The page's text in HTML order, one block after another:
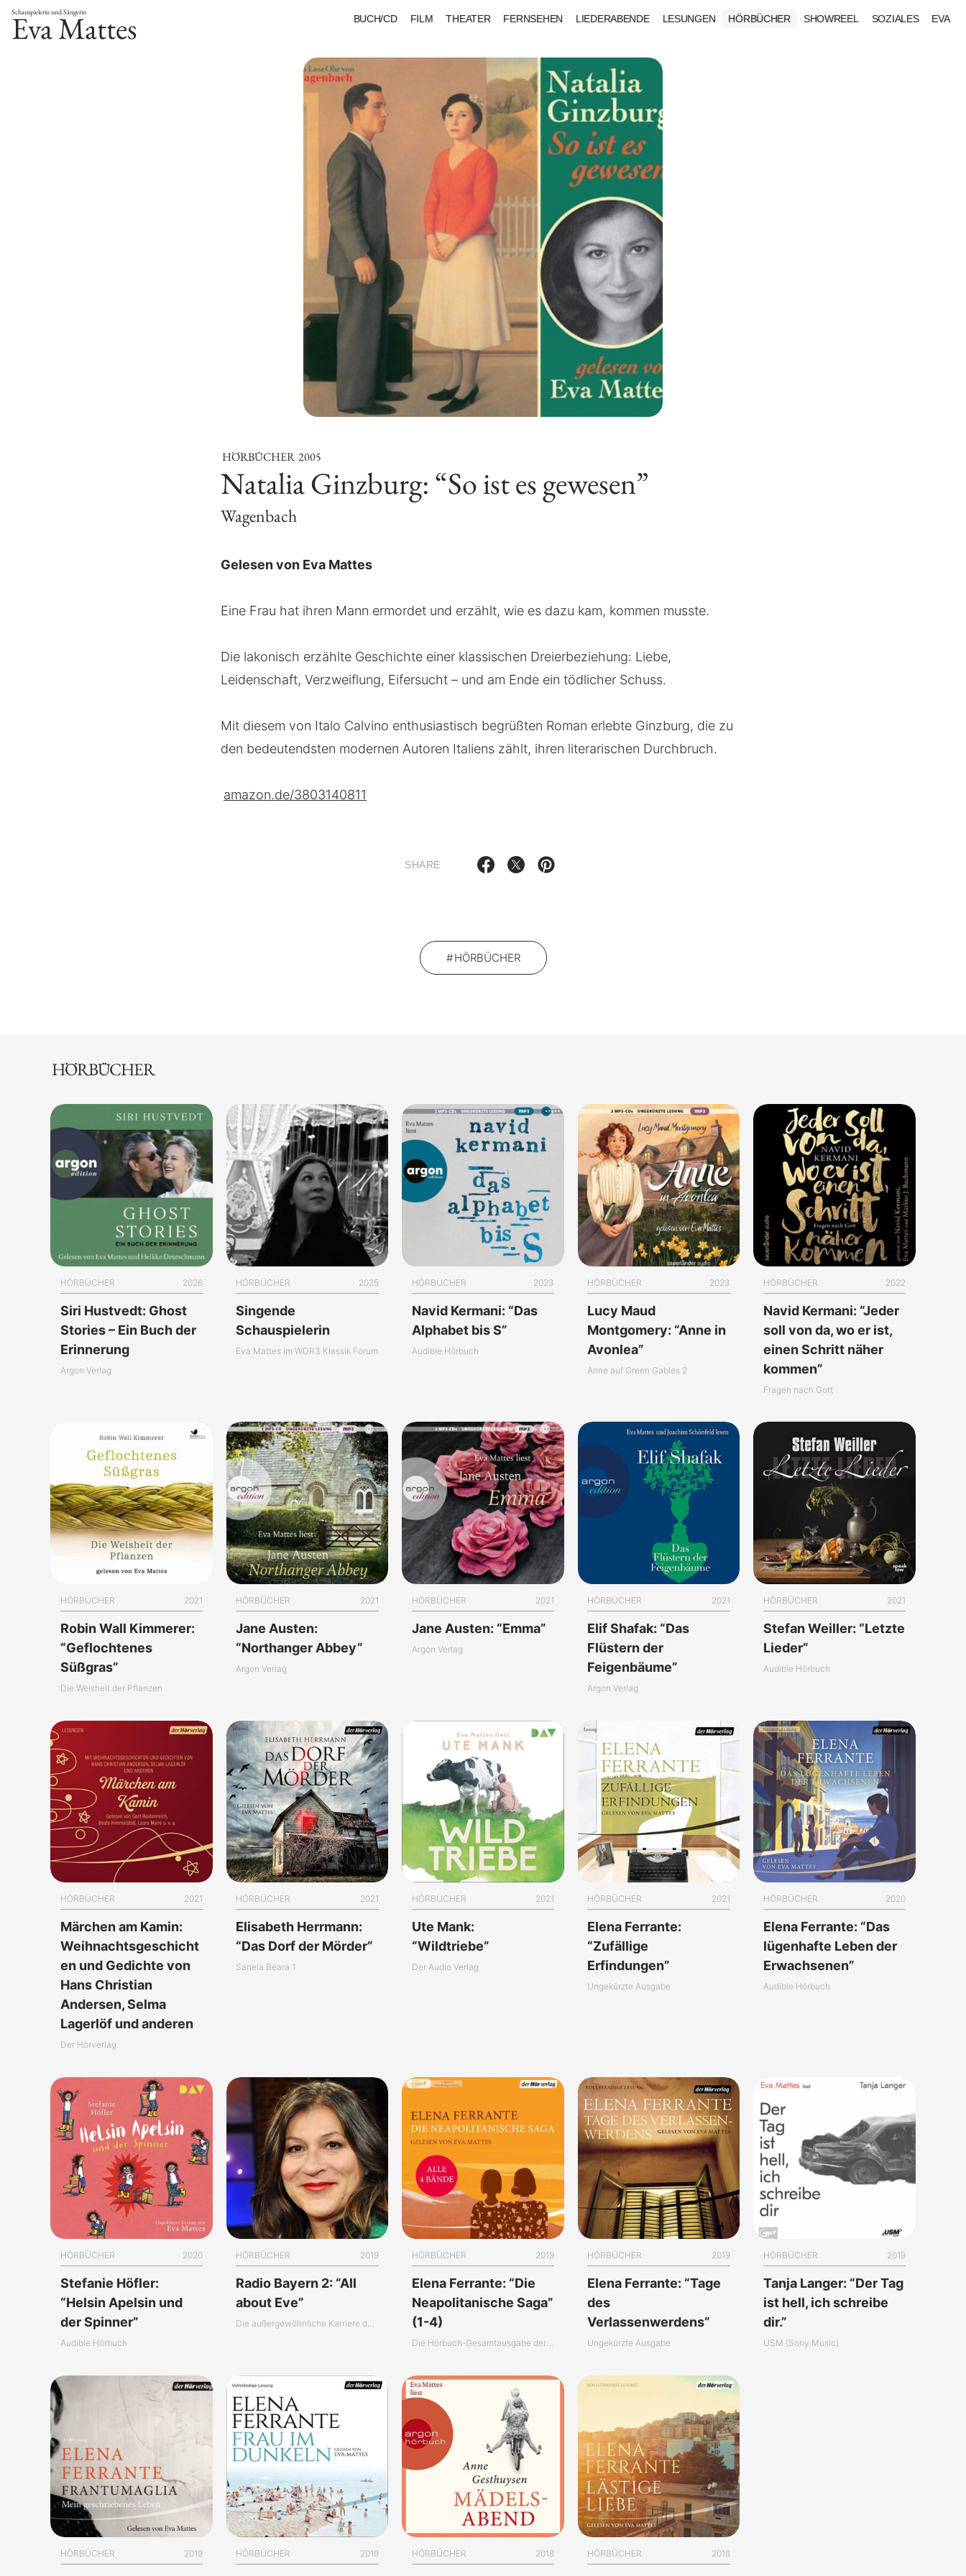
Schauspielerin und Sängerin
Eva Mattes BUCH/CD FILM THEATER FERNSEHEN LIEDERABENDE LESUNGEN HÖRBÜCHER SHOWREEL SOZIALES EVA
HÖRBÜCHER 2005
Natalia Ginzburg: “So ist es gewesen”
Wagenbach
Gelesen von Eva Mattes
Eine Frau hat ihren Mann ermordet und erzählt, wie es dazu kam, kommen musste.
Die lakonisch erzählte Geschichte einer klassischen Dreierbeziehung: Liebe,
Leidenschaft, Verzweiflung, Eifersucht – und am Ende ein tödlicher Schuss.
Mit diesem von Italo Calvino enthusiastisch begrüßten Roman erlebte Ginzburg, die zu
den bedeutendsten modernen Autoren Italiens zählt, ihren literarischen Durchbruch.
amazon.de/3803140811
SHARE
HÖRBÜCHER
HÖRBÜCHER
HÖRBÜCHER 2026
Siri Hustvedt: Ghost
Stories – Ein Buch der
Erinnerung
Argon Verlag
HÖRBÜCHER 2025
Singende
Schauspielerin
Eva Mattes im WDR3 Klassik Forum
HÖRBÜCHER 2023
Navid Kermani: “Das
Alphabet bis S”
Audible Hörbuch
HÖRBÜCHER 2023
Lucy Maud
Montgomery: “Anne in
Avonlea”
Anne auf Green Gables 2
HÖRBÜCHER 2022
Navid Kermani: “Jeder
soll von da, wo er ist,
einen Schritt näher
kommen”
Fragen nach Gott
HÖRBÜCHER 2021
Robin Wall Kimmerer:
“Geflochtenes
Süßgras”
Die Weisheit der Pflanzen
HÖRBÜCHER 2021
Jane Austen:
“Northanger Abbey”
Argon Verlag
HÖRBÜCHER 2021
Jane Austen: “Emma”
Argon Verlag
HÖRBÜCHER 2021
Elif Shafak: “Das
Flüstern der
Feigenbäume”
Argon Verlag
HÖRBÜCHER 2021
Stefan Weiller: “Letzte
Lieder”
Audible Hörbuch
HÖRBÜCHER 2021
Märchen am Kamin:
Weihnachtsgeschicht
en und Gedichte von
Hans Christian
Andersen, Selma
Lagerlöf und anderen
Der Hörverlag
HÖRBÜCHER 2021
Elisabeth Herrmann:
“Das Dorf der Mörder”
Sanela Beara 1
HÖRBÜCHER 2021
Ute Mank:
“Wildtriebe”
Der Audio Verlag
HÖRBÜCHER 2021
Elena Ferrante:
“Zufällige
Erfindungen”
Ungekürzte Ausgabe
HÖRBÜCHER 2020
Elena Ferrante: “Das
lügenhafte Leben der
Erwachsenen”
Audible Hörbuch
HÖRBÜCHER 2020
Stefanie Höfler:
“Helsin Apelsin und
der Spinner”
Audible Hörbuch
HÖRBÜCHER 2019
Radio Bayern 2: “All
about Eve”
Die außergewöhnliche Karriere der Eva Mattes
HÖRBÜCHER 2019
Elena Ferrante: “Die
Neapolitanische Saga”
(1-4)
Die Hörbuch-Gesamtausgabe der “Neapolitanischen Saga”
HÖRBÜCHER 2019
Elena Ferrante: “Tage
des
Verlassenwerdens”
Ungekürzte Ausgabe
HÖRBÜCHER 2019
Tanja Langer: “Der Tag
ist hell, ich schreibe
dir.”
USM (Sony Music)
HÖRBÜCHER 2019 HÖRBÜCHER 2019 HÖRBÜCHER 2018 HÖRBÜCHER 2018